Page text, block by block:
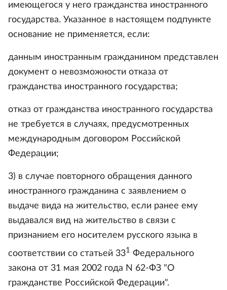
имеющегося у него гражданства иностранного
государства. Указанное в настоящем подпункте
основание не применяется, если:
данным иностранным гражданином представлен
документ о невозможности отказа от
гражданства иностранного государства;
отказ от гражданства иностранного государства
не требуется в случаях, предусмотренных
международным договором Российской
Федерации;
3) в случае повторного обращения данного
иностранного гражданина с заявлением о
выдаче вида на жительство, если ранее ему
выдавался вид на жительство в связи с
признанием его носителем русского языка в
соответствии со статьей 331 Федерального
закона от 31 мая 2002 года N 62-ФЗ "О
гражданстве Российской Федерации".